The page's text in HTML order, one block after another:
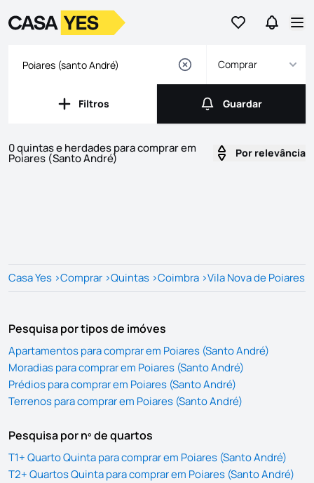
Ir para osIr para
LogoIr para a homepage
Comprar
Filtros
Filtros Guardar
Guardar
0 quintas e herdades para comprar em
Poiares (Santo André) Por relevância
Casa Yes >Comprar >Quintas >Coimbra >Vila Nova de Poiares
Pesquisa por tipos de imóves
Apartamentos para comprar em Poiares (Santo André)
Moradias para comprar em Poiares (Santo André)
Prédios para comprar em Poiares (Santo André)
Terrenos para comprar em Poiares (Santo André)
Pesquisa por nº de quartos
T1+ Quarto Quinta para comprar em Poiares (Santo André)
T2+ Quartos Quinta para comprar em Poiares (Santo André)